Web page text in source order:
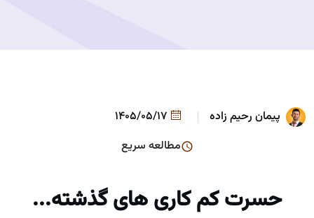
پیمان رحیم زاده
مطالعه سریع
حسرت کم کاری های گذشته...